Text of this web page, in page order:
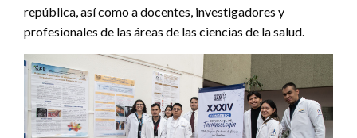
república, así como a docentes, investigadores y
profesionales de las áreas de las ciencias de la salud.